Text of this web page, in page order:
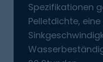
Spezifikationen
Pelletdichte,